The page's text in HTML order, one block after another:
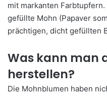
mit markanten
gefüllte Mohn (Papaver
prächtigen, dicht gefüllten
Was kann man
herstellen?
Die Mohnblumen haben